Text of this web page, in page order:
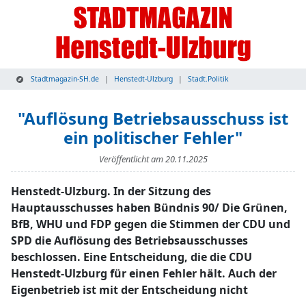
Stadtmagazin-SH.de Henstedt-Ulzburg Stadt.Politik
"Auflösung Betriebsausschuss ist
ein politischer Fehler"
Veröffentlicht am20.11.2025
Henstedt-Ulzburg. In der Sitzung des
Hauptausschusses haben Bündnis 90/ Die Grünen,
BfB, WHU und FDP gegen die Stimmen der CDU und
SPD die Auflösung des Betriebsausschusses
beschlossen. Eine Entscheidung, die die CDU
Henstedt-Ulzburg für einen Fehler hält. Auch der
Eigenbetrieb ist mit der Entscheidung nicht